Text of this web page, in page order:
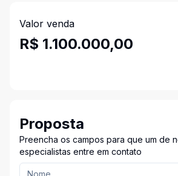
Valor venda
R$ 1.100.000,00
Proposta
Preencha os campos para que um de
especialistas entre em contato